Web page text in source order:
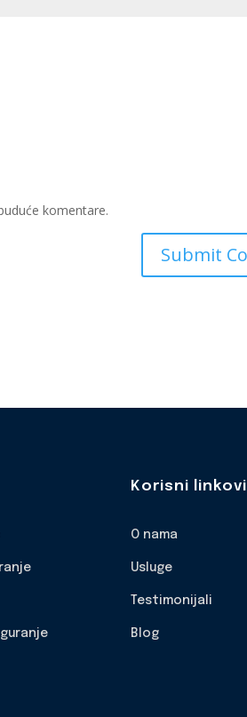
komentare.
Korisni linkovi
O nama
Usluge
Testimonijali
Blog